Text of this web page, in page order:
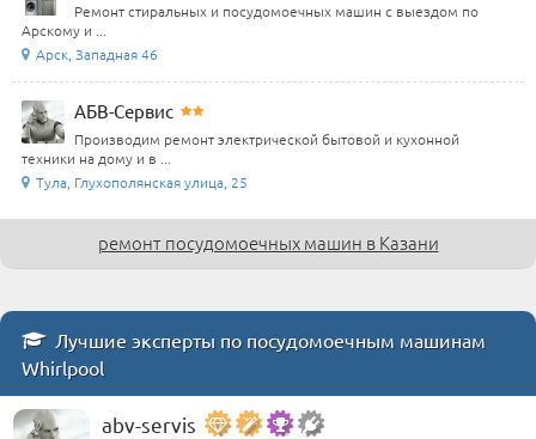
Ремонт стиральных и посудомоечных машин с выездом по
Арскому и ...
Арск, Западная 46
АБВ-Сервис
Производим ремонт электрической бытовой и кухонной
техники на дому и в ...
Тула, Глухополянская улица, 25
ремонт посудомоечных машин в Казани
Лучшие эксперты по посудомоечным машинам
Whirlpool
abv-servis